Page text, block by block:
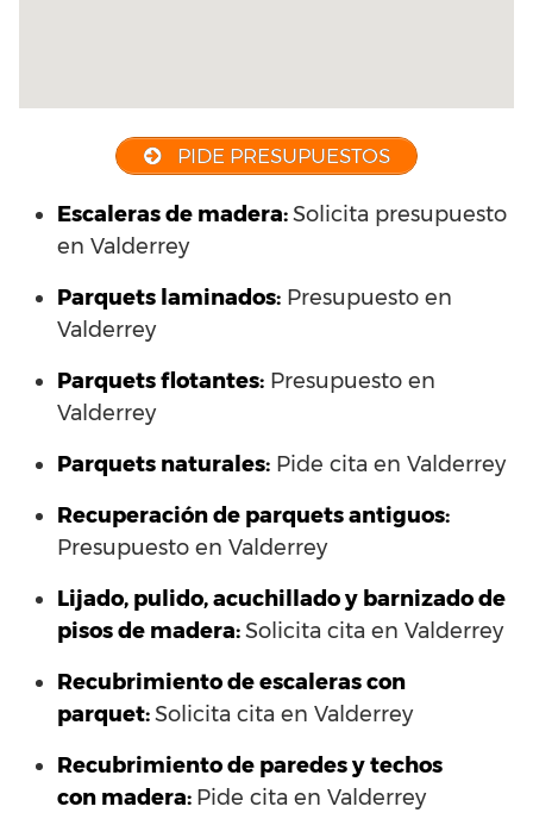
PIDE PRESUPUESTOS
Escaleras de madera:Solicita presupuesto
en Valderrey
Parquets laminados: Presupuesto en
Valderrey
Parquets flotantes: Presupuesto en
Valderrey
Parquets naturales: Pide cita en Valderrey
Recuperación de parquets antiguos:
Presupuesto en Valderrey
Lijado, pulido, acuchillado y barnizado de
pisos de madera:Solicita cita en Valderrey
Recubrimiento de escaleras con
parquet:Solicita cita en Valderrey
Recubrimiento de paredes y techos
con madera: Pide cita en Valderrey